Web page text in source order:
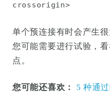
crossorigin>
单个预连接有时会产生
您可能需要进行试验，
点。
您可能还喜欢：
5 种通